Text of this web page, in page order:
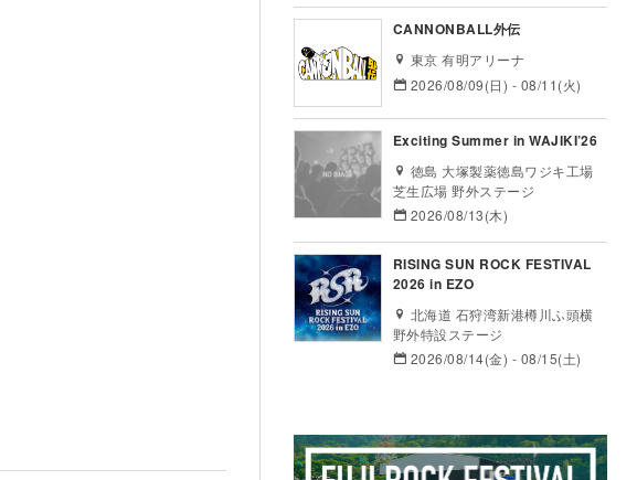
CANNONBALL外伝
東京 有明アリーナ
2026/08/09(日) - 08/11(火)
Exciting Summer in WAJIKI’26
徳島 大塚製薬徳島ワジキ工場
芝生広場 野外ステージ
2026/08/13(木)
RISING SUN ROCK FESTIVAL
2026 in EZO
北海道 石狩湾新港樽川ふ頭横
野外特設ステージ
2026/08/14(金) - 08/15(土)